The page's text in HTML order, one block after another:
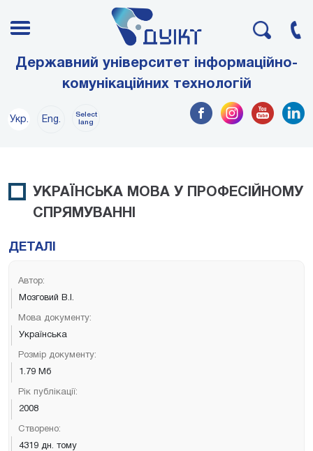
Державний університет інформаційно-
комунікаційних технологій
Укр. Eng.
Select
lang
УКРАЇНСЬКА МОВА У ПРОФЕСІЙНОМУ
СПРЯМУВАННІ
ДЕТАЛІ
Автор:
Мозговий В.І.
Мова документу:
Українська
Розмір документу:
1.79 Мб
Рік публікації:
2008
Створено:
4319 дн. тому